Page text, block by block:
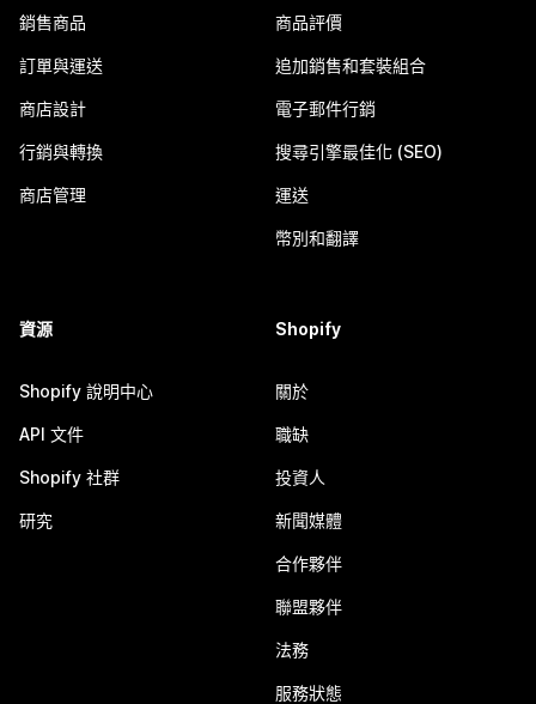
銷售商品
訂單與運送
商店設計
行銷與轉換
商店管理
商品評價
追加銷售和套裝組合
電子郵件行銷
搜尋引擎最佳化 (SEO)
運送
幣別和翻譯
資源
Shopify 說明中心
API 文件
Shopify 社群
研究
Shopify
關於
職缺
投資人
新聞媒體
合作夥伴
聯盟夥伴
法務
服務狀態